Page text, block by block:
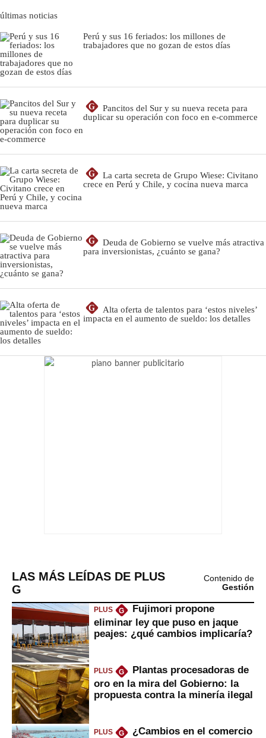
últimas noticias
Perú y sus 16 feriados: los millones de
trabajadores que no gozan de estos días
G
Pancitos del Sur y su nueva receta para
duplicar su operación con foco en e-commerce
G
La carta secreta de Grupo Wiese: Civitano
crece en Perú y Chile, y cocina nueva marca
G
Deuda de Gobierno se vuelve más atractiva
para inversionistas, ¿cuánto se gana?
G
Alta oferta de talentos para ‘estos niveles’
impacta en el aumento de sueldo: los detalles
LAS MÁS LEÍDAS DE PLUS
G
Contenido de
Gestión
PLUS G
Fujimori propone
eliminar ley que puso en jaque
peajes: ¿qué cambios implicaría?
PLUS G
Plantas procesadoras de
oro en la mira del Gobierno: la
propuesta contra la minería ilegal
PLUS G
¿Cambios en el comercio